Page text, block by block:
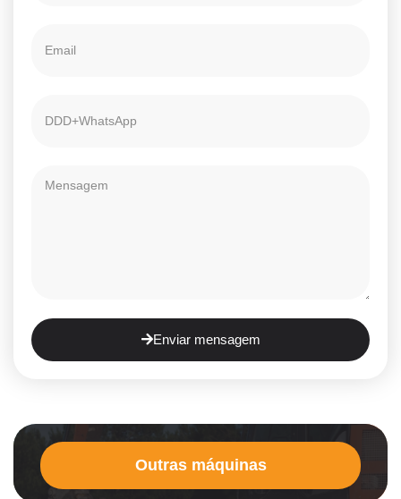
Enviar mensagem
Outras máquinas